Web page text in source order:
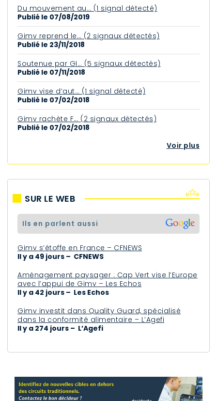
Du mouvement au… (1 signal détecté)
Publié le 07/08/2019
Gimv reprend le… (2 signaux détectés)
Publié le 23/11/2018
Soutenue par GI… (5 signaux détectés)
Publié le 07/11/2018
Gimv vise d’aut… (1 signal détecté)
Publié le 07/02/2018
Gimv rachète F… (2 signaux détectés)
Publié le 07/02/2018
Voir plus
SUR LE WEB
ils en parlent aussi
Gimv s’étoffe en France – CFNEWS
Il y a 49 jours – CFNEWS
Aménagement paysager : Cap Vert vise l’Europe
avec l’appui de Gimv – Les Echos
Il y a 42 jours – Les Echos
Gimv investit dans Quality Guard, spécialisé
dans la conformité alimentaire – L’Agefi
Il y a 274 jours – L’Agefi